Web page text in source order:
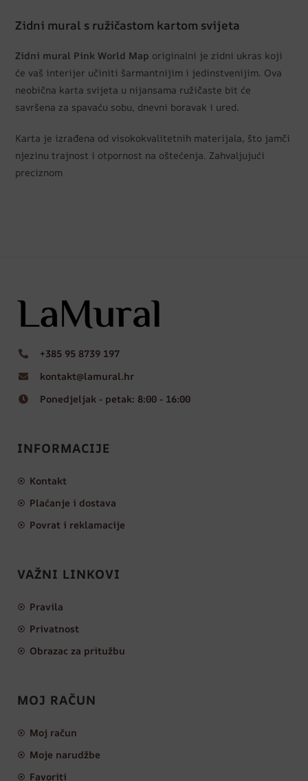
Zidni mural s ružičastom kartom svijeta
Zidni mural Pink World Map originalni je zidni ukras koji
će vaš interijer učiniti šarmantnijim i jedinstvenijim. Ova
neobična karta svijeta u nijansama ružičaste bit će
savršena za spavaću sobu, dnevni boravak i ured.
Karta je izrađena od visokokvalitetnih materijala, što jamči
njezinu trajnost i otpornost na oštećenja. Zahvaljujući
preciznom
+385 95 8739 197
kontakt@lamural.hr
Ponedjeljak - petak: 8:00 - 16:00
INFORMACIJE
Kontakt
Plaćanje i dostava
Povrat i reklamacije
VAŽNI LINKOVI
Pravila
Privatnost
Obrazac za pritužbu
MOJ RAČUN
Moj račun
Moje narudžbe
Favoriti